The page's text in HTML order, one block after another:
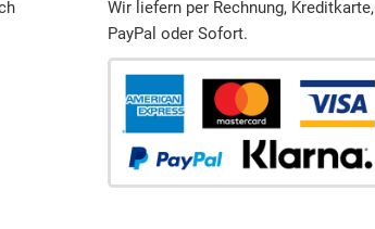
Wir liefern per Rechnung, Kreditkarte,
PayPal oder Sofort.